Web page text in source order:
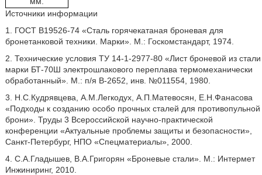
Источники информации
1. ГОСТ В19526-74 «Сталь горячекатаная броневая для
бронетанковой техники. Марки». М.: Госкомстандарт, 1974.
2. Технические условия ТУ 14-1-2977-80 «Лист броневой из стали
марки БТ-70Ш электрошлакового переплава термомеханически
обработанный». М.: п/я В-2652, инв. №011554, 1980.
3. Н.С.Кудрявцева, А.М.Легкодух, А.П.Матевосян, Е.Н.Фанасова
«Подходы к созданию особо прочных сталей для противопульной
брони». Труды 3 Всероссийской научно-практической
конференции «Актуальные проблемы защиты и безопасности»,
Санкт-Петербург, НПО «Спецматериалы», 2000.
4. С.А.Гладышев, В.А.Григорян «Броневые стали». М.: Интермет
Инжиниринг, 2010.